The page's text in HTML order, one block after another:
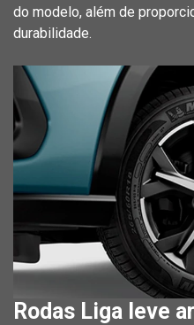
do modelo, além de
durabilidade.
Rodas Liga leve